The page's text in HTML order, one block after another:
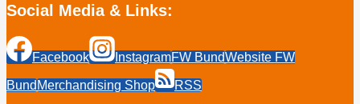
Social Media & Links:
Facebook InstagramFW BundWebsite FW
Bund Merchandising Shop RSS